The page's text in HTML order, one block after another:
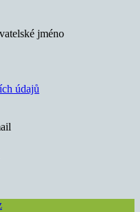
jméno
údajů